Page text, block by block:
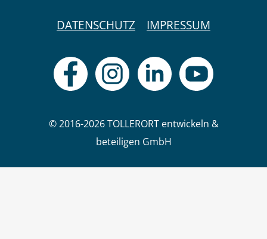
DATENSCHUTZ IMPRESSUM
© 2016-2026 TOLLERORT entwickeln &
beteiligen GmbH